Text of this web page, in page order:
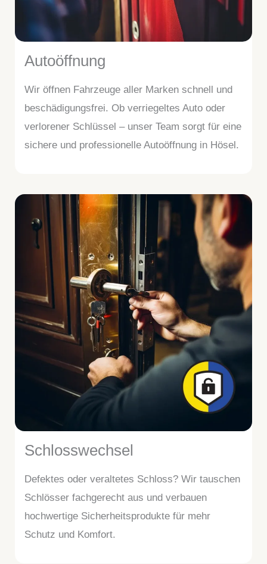
Autoöffnung
Wir öffnen Fahrzeuge aller Marken schnell und
beschädigungsfrei. Ob verriegeltes Auto oder
verlorener Schlüssel – unser Team sorgt für eine
sichere und professionelle Autoöffnung in Hösel.
Schlosswechsel
Defektes oder veraltetes Schloss? Wir tauschen
Schlösser fachgerecht aus und verbauen
hochwertige Sicherheitsprodukte für mehr
Schutz und Komfort.